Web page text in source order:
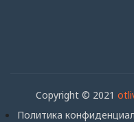
Copyright © 2021
Политика